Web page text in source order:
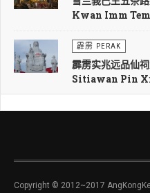
Kwan Imm
霹雳 PERAK
霹雳实兆远品仙
Sitiawan Pin
Copyright © 2012~2017